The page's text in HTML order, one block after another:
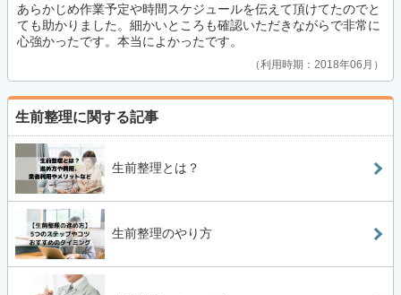
あらかじめ作業予定や時間スケジュールを伝えて頂けてたのでと
ても助かりました。細かいところも確認いただきながらで非常に
心強かったです。本当によかったです。
利用時期：2018年06月
生前整理に関する記事
生前整理とは？
生前整理のやり方